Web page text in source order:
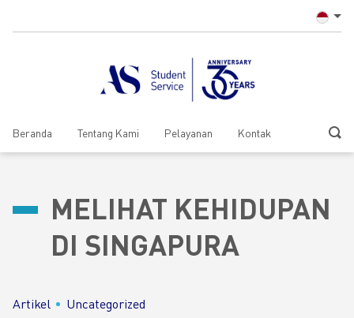
Beranda Tentang Kami Pelayanan Kontak
MELIHAT KEHIDUPAN
DI SINGAPURA
Artikel Uncategorized